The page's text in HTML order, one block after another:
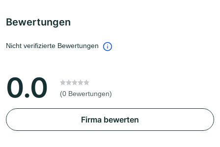
Bewertungen
Nicht verifizierte Bewertungen
0.0 (0 Bewertungen)
Firma bewerten